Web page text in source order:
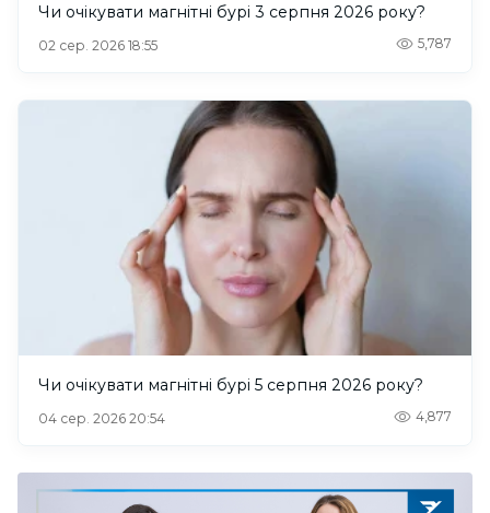
Чи очікувати магнітні бурі 3 серпня 2026 року?
02 сер. 2026 18:55 5,787
Чи очікувати магнітні бурі 5 серпня 2026 року?
04 сер. 2026 20:54 4,877